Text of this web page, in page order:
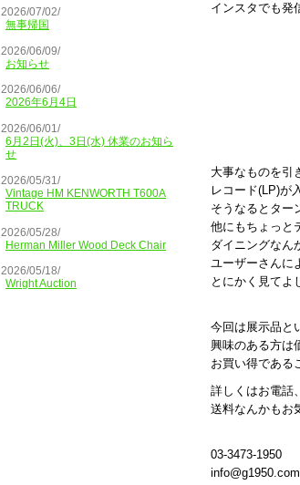
2026/07/02/
無事帰国
2026/06/09/
お知らせ
2026/06/06/
2026年6月4日
2026/06/01/
6月2日(火)、3日(水) 休業のお知ら
せ
2026/05/31/
Vintage HM KENWORTH T600A
TRUCK
2026/05/28/
Herman Miller Wood Deck Chair
2026/05/18/
Wright Auction
インスタでも発
大事なものを引
レコード(LP)が
そうなるとター
他にもちょっと
ダイニングなん
ユーザーさんに
とにかく見てよ
今回は展示品と
興味のある方は
お買い得である
詳しくはお電話
送料なんかもお
03-3473-1950
info@g1950.com